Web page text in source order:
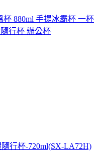
880ml 手提冰霸杯 一杯
行杯 辦公杯
行杯-720ml(SX-LA72H)